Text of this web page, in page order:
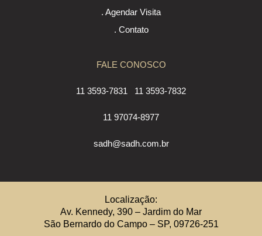
. Agendar Visita
. Contato
FALE CONOSCO
11 3593-7831 11 3593-7832
11 97074-8977
sadh@sadh.com.br
Localização:
Av. Kennedy, 390 – Jardim do Mar
São Bernardo do Campo – SP, 09726-251